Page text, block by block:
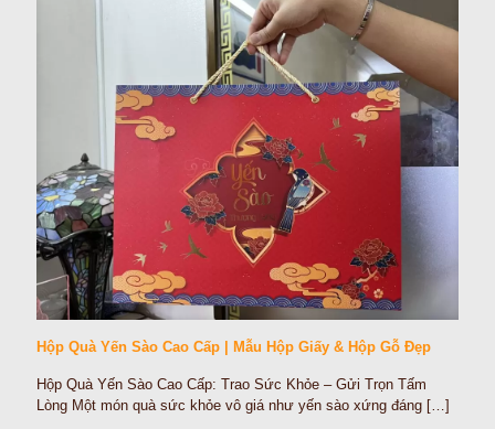
Hộp Quà Yến Sào Cao Cấp | Mẫu Hộp Giấy & Hộp Gỗ Đẹp
Hộp Quà Yến Sào Cao Cấp: Trao Sức Khỏe – Gửi Trọn Tấm
Lòng Một món quà sức khỏe vô giá như yến sào xứng đáng […]